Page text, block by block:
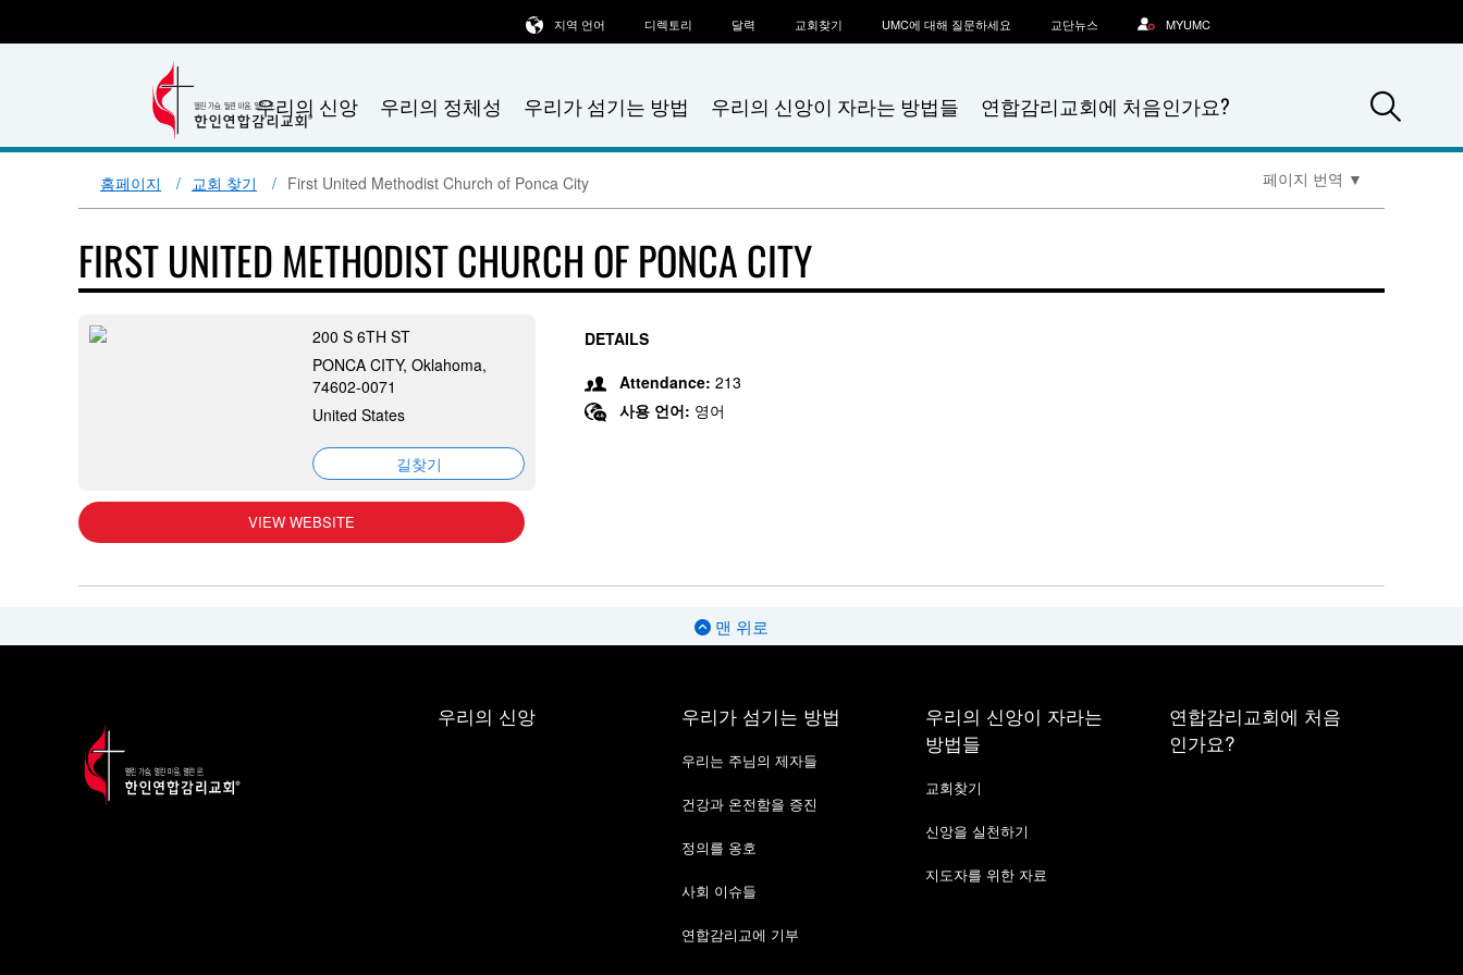
우리의 신앙 우리의 정체성 우리가 섬기는 방법 우리의 신앙이 자라는 방법들 연합감리교회에 처음인가요?
지역 언어 디렉토리 달력 교회찾기 UMC에 대해 질문하세요 교단뉴스 MYUMC
홈페이지 교회 찾기 First United Methodist Church of Ponca City 페이지 번역 ▼
FIRST UNITED METHODIST CHURCH OF PONCA CITY
200 S 6TH ST
PONCA CITY, Oklahoma,
74602-0071
United States
길찾기
VIEW WEBSITE
DETAILS
Attendance: 213
사용 언어: 영어
맨 위로
우리의 신앙 우리가 섬기는 방법
우리는 주님의 제자들
건강과 온전함을 증진
정의를 옹호
사회 이슈들
연합감리교에 기부
우리의 신앙이 자라는
방법들
교회찾기
신앙을 실천하기
지도자를 위한 자료
연합감리교회에 처음
인가요?